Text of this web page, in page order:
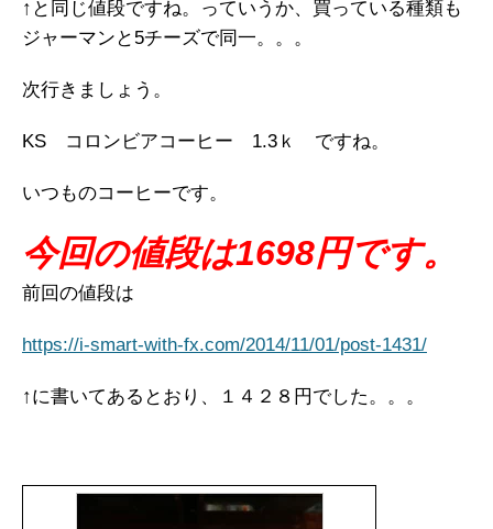
↑と同じ値段ですね。っていうか、買っている種類も
ジャーマンと5チーズで同一。。。
次行きましょう。
KS コロンビアコーヒー 1.3ｋ ですね。
いつものコーヒーです。
今回の値段は1698円です。
前回の値段は
https://i-smart-with-fx.com/2014/11/01/post-1431/
↑に書いてあるとおり、１４２８円でした。。。